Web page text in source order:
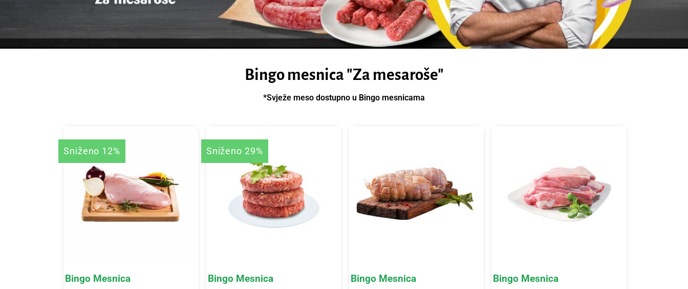
Bingo mesnica "Za mesaroše"
*Svježe meso dostupno u Bingo mesnicama
Sniženo 12%
Bingo Mesnica
Sniženo 29%
Bingo Mesnica Bingo Mesnica Bingo Mesnica